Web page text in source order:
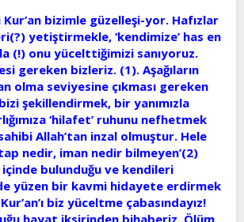
Kur’an bizimle güzelleşi-yor. Hafızlar
yetiştirmekle, ‘kendimize’ has en
(!) onu yücelttiğimizi sanıyoruz.
gereken bizleriz. (1). Aşağıların
olma seviyesine çıkması gereken
şekillendirmek, bir yanımızla
‘hilafet’ ruhunu nefhetmek
Allah’tan inzal olmuştur. Hele
nedir, iman nedir bilmeyen’(2)
içinde bulunduğu ve kendileri
yüzen bir kavmi hidayete erdirmek
biz yüceltme çabasındayız!
hayat iksirinden bihaberiz. Ölüm